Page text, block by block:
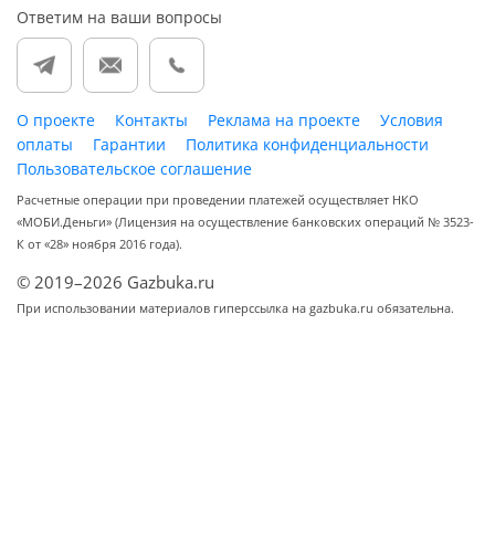
Ответим на ваши вопросы
О проекте Контакты Реклама на проекте
Условия
оплаты
Гарантии
Политика конфиденциальности
Пользовательское соглашение
Расчетные операции при проведении платежей осуществляет НКО
«МОБИ.Деньги» (Лицензия на осуществление банковских операций № 3523-
К от «28» ноября 2016 года).
© 2019–2026 Gazbuka.ru
При использовании материалов гиперссылка на gazbuka.ru обязательна.